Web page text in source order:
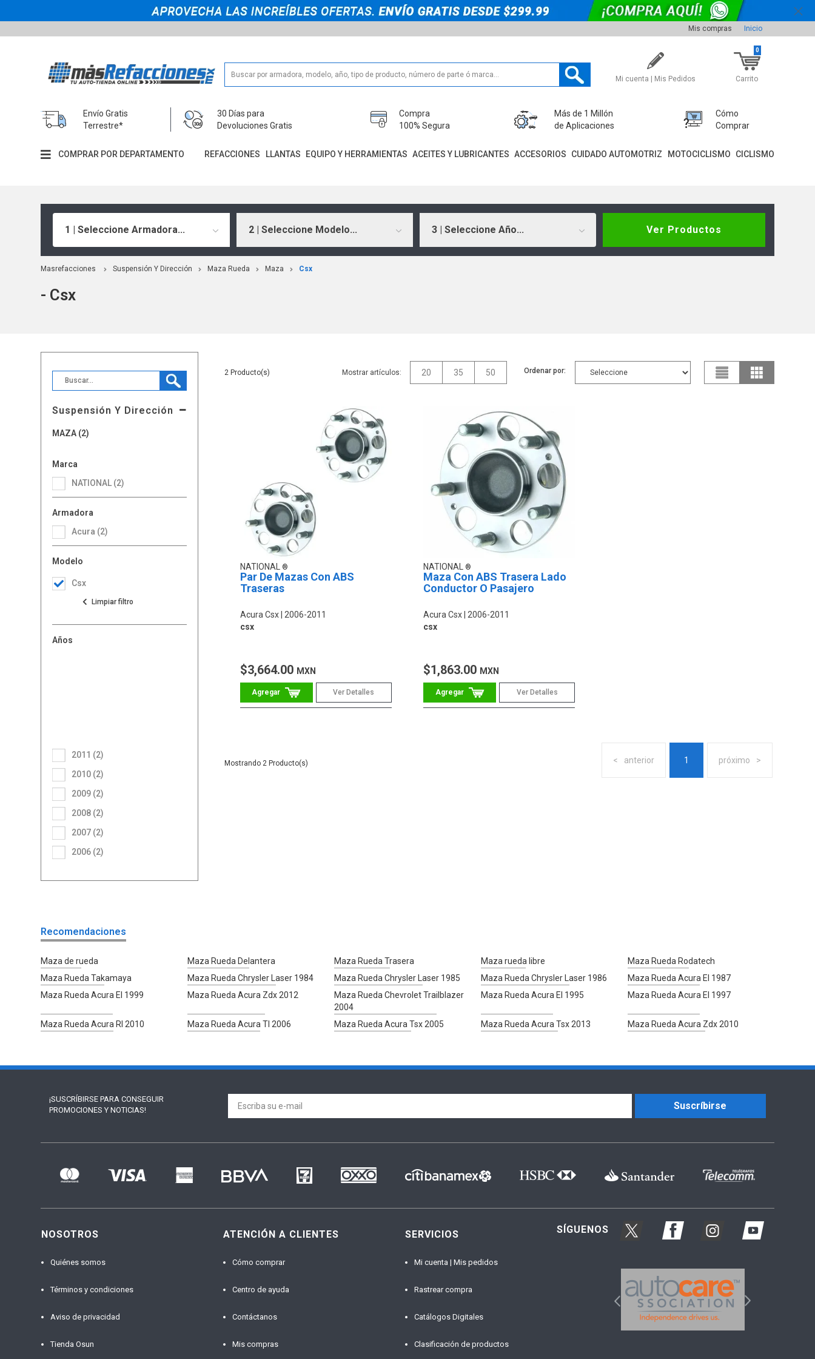
Mis compras Inicio
Mi cuenta | Mis Pedidos Carrito
0
Envío Gratis
Terrestre*
30 Días para
Devoluciones Gratis
Compra
100% Segura
Más de 1 Millón
de Aplicaciones
Cómo
Comprar
COMPRAR POR DEPARTAMENTO REFACCIONES LLANTAS EQUIPO Y HERRAMIENTAS ACEITES Y LUBRICANTES ACCESORIOS CUIDADO AUTOMOTRIZ MOTOCICLISMO CICLISMO
1 | Seleccione Armadora... 2 | Seleccione Modelo... 3 | Seleccione Año... Ver Productos
Masrefacciones Suspensión Y Dirección Maza Rueda Maza Csx
- Csx
Suspensión Y Dirección
MAZA (2)
Marca
NATIONAL (2)
Armadora
Acura (2)
Modelo
Csx
Años
2006 (2)
2007 (2)
2008 (2)
2009 (2)
2010 (2)
2011 (2)
2 Mostrar artículos: 20 35 50 Ordenar por:
NATIONAL
Par De Mazas Con ABS
Traseras
Acura Csx
2006-2011
csx
$3,664.00 MXN
Ver Detalles
NATIONAL
Maza Con ABS Trasera Lado
Conductor O Pasajero
Acura Csx
2006-2011
csx
$1,863.00 MXN
Ver Detalles
anterior 1 próximo
2
Recomendaciones
Maza de rueda Maza Rueda Delantera Maza Rueda Trasera Maza rueda libre
Maza Rueda Rodatech
Maza Rueda Takamaya
Maza Rueda Chrysler Laser 1984 Maza Rueda Chrysler Laser 1985 Maza Rueda Chrysler Laser 1986
Maza Rueda Acura El 1987
Maza Rueda Acura El 1999
Maza Rueda Acura Zdx 2012
Maza Rueda Chevrolet Trailblazer
2004
Maza Rueda Acura El 1995 Maza Rueda Acura El 1997
Maza Rueda Acura Rl 2010 Maza Rueda Acura Tl 2006 Maza Rueda Acura Tsx 2005 Maza Rueda Acura Tsx 2013 Maza Rueda Acura Zdx 2010
¡SUSCRÍBIRSE PARA CONSEGUIR
PROMOCIONES Y NOTICIAS!
Suscríbirse
NOSOTROS
Quiénes somos
Términos y condiciones
Aviso de privacidad
Tienda Osun
ATENCIÓN A CLIENTES
Cómo comprar
Centro de ayuda
Contáctanos
Mis compras
SERVICIOS
Mi cuenta | Mis pedidos
Rastrear compra
Catálogos Digitales
Clasificación de productos
SÍGUENOS